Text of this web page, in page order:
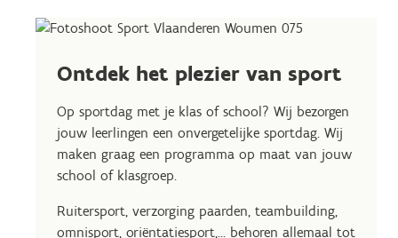
Ontdek het plezier van sport
Op sportdag met je klas of school? Wij bezorgen
jouw leerlingen een onvergetelijke sportdag. Wij
maken graag een programma op maat van jouw
school of klasgroep.
Ruitersport, verzorging paarden, teambuilding,
omnisport, oriëntatiesport,... behoren allemaal tot